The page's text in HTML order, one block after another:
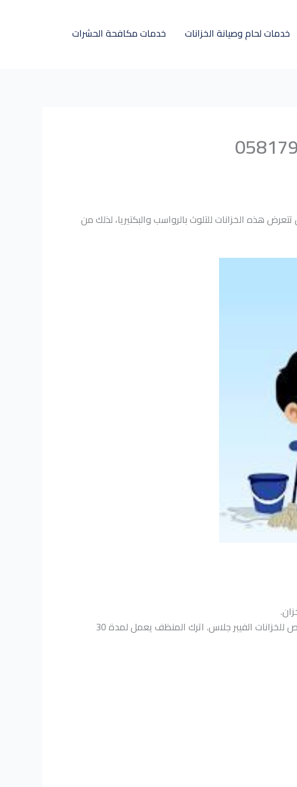
خدمات لحام وصيانة الخزانات
خدمات مكافحة الحشرات
هذه الخزانات للتلوث بالرواسب والبكتيريا، لذلك من
املأ الخزان بنسبة 10-20% من سعتها بالماء النظيف، ثم أضف منظف مخصص للخزانات الفيبر جلاس. اترك المنظف يعمل لمدة 30